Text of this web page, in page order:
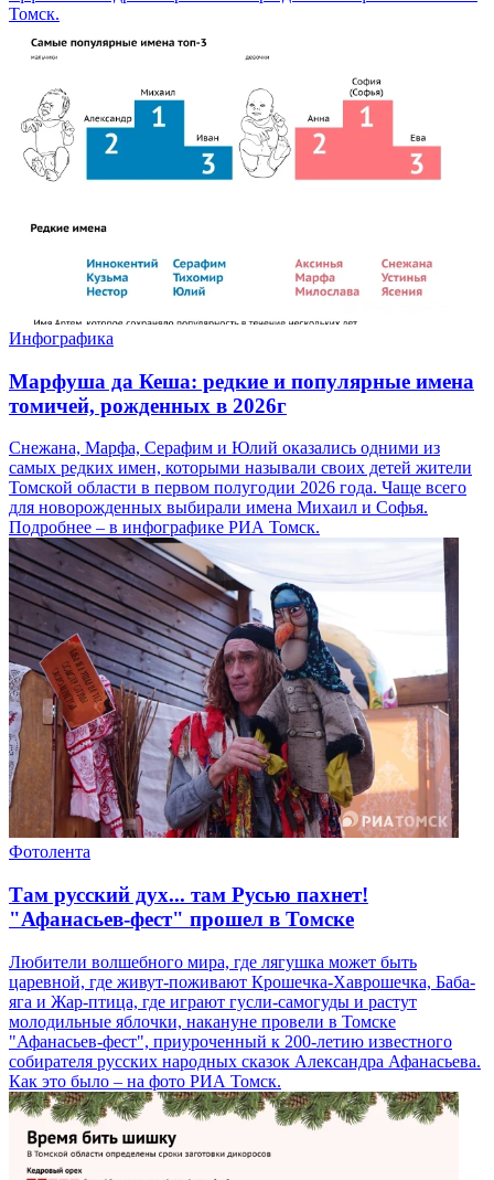
Томск.
Инфографика
Марфуша да Кеша: редкие и популярные имена
томичей, рожденных в 2026г
Снежана, Марфа, Серафим и Юлий оказались одними из
самых редких имен, которыми называли своих детей жители
Томской области в первом полугодии 2026 года. Чаще всего
для новорожденных выбирали имена Михаил и Софья.
Подробнее – в инфографике РИА Томск.
Фотолента
Там русский дух... там Русью пахнет!
"Афанасьев-фест" прошел в Томске
Любители волшебного мира, где лягушка может быть
царевной, где живут-поживают Крошечка-Хаврошечка, Баба-
яга и Жар-птица, где играют гусли-самогуды и растут
молодильные яблочки, накануне провели в Томске
"Афанасьев-фест", приуроченный к 200-летию известного
собирателя русских народных сказок Александра Афанасьева.
Как это было – на фото РИА Томск.